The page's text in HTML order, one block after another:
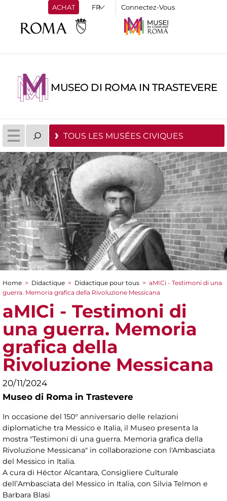
ACHAT Connectez-Vous
MUSEO DI ROMA IN TRASTEVERE
TOUS LES MUSÉES CIVIQUES
You are here
Home > Didactique > Didactique pour tous > aMICi - Testimoni di una
guerra. Memoria grafica della Rivoluzione Messicana
aMICi - Testimoni di
una guerra. Memoria
grafica della
Rivoluzione Messicana
20/11/2024
Museo di Roma in Trastevere
In occasione del 150° anniversario delle relazioni
diplomatiche tra Messico e Italia, il Museo presenta la
mostra "Testimoni di una guerra. Memoria grafica della
Rivoluzione Messicana" in collaborazione con l'Ambasciata
del Messico in Italia.
A cura di Héctor Alcantara, Consigliere Culturale
dell’Ambasciata del Messico in Italia, con Silvia Telmon e
Barbara Blasi